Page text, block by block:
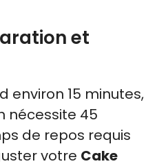
et
environ 15 minutes,
nécessite 45
de repos requis
votre Cake